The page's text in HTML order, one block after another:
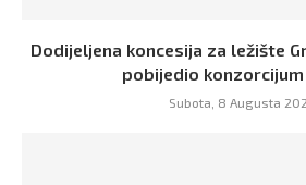
Dodijeljena koncesija za ležište
pobijedio konzorcijum
Subota, 8 Augusta